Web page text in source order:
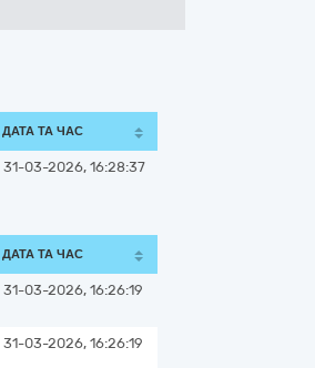
ДАТА ТА ЧАС
31-03-2026, 16:28:37
ДАТА ТА ЧАС
31-03-2026, 16:26:19
31-03-2026, 16:26:19